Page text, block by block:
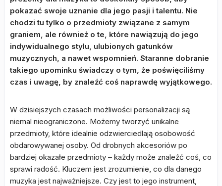
pokazać swoje uznanie dla jego pasji i talentu. Nie
chodzi tu tylko o przedmioty związane z samym
graniem, ale również o te, które nawiązują do jego
indywidualnego stylu, ulubionych gatunków
muzycznych, a nawet wspomnień. Staranne dobranie
takiego upominku świadczy o tym, że poświęciliśmy
czas i uwagę, by znaleźć coś naprawdę wyjątkowego.
W dzisiejszych czasach możliwości personalizacji są
niemal nieograniczone. Możemy tworzyć unikalne
przedmioty, które idealnie odzwierciedlają osobowość
obdarowywanej osoby. Od drobnych akcesoriów po
bardziej okazałe przedmioty – każdy może znaleźć coś, co
sprawi radość. Kluczem jest zrozumienie, co dla danego
muzyka jest najważniejsze. Czy jest to jego instrument,